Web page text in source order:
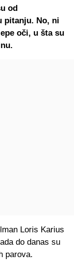
od
pitanju. No, ni
oči, u šta su
Loris Karius
do danas su
parova.